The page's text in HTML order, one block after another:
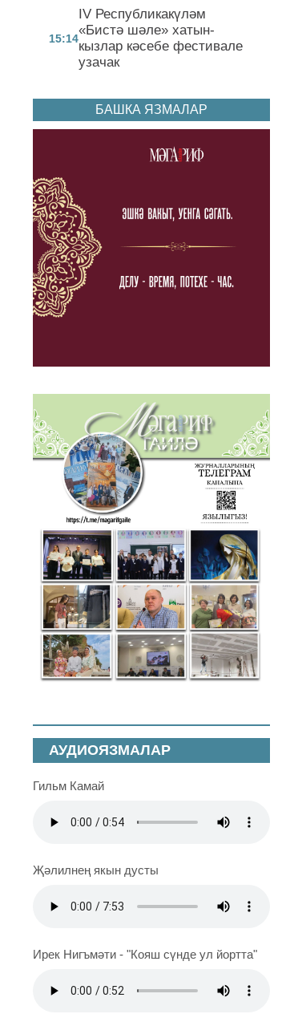
15:14
IV Республикакүләм
«Бистә шәле» хатын-
кызлар кәсебе фестивале
узачак
БАШКА ЯЗМАЛАР
АУДИОЯЗМАЛАР
Гильм Камай
Җәлилнең якын дусты
Ирек Нигъмәти - "Кояш сүнде ул йортта"